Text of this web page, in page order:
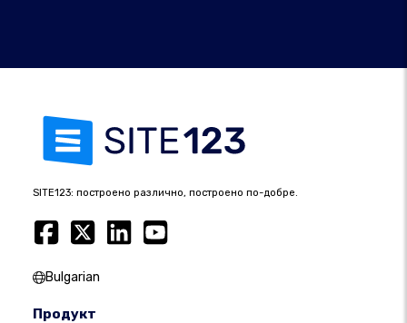
SITE123: построено различно, построено по-добре.
Bulgarian
Продукт